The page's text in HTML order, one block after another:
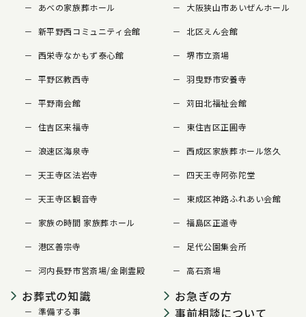
あべの家族葬ホール 大阪狭山市あいぜんホール
新平野西コミュニティ会館 北区えん会館
西栄寺なかもず泰心館 堺市立斎場
平野区教西寺 羽曳野市安養寺
平野南会館 苅田北福祉会館
住吉区来福寺 東住吉区正圓寺
浪速区海泉寺 西成区家族葬ホール悠久
天王寺区法岩寺 四天王寺阿弥陀堂
天王寺区観音寺 東成区神路ふれあい会館
家族の時間 家族葬ホール 福島区正道寺
港区善宗寺 足代公園集会所
河内長野市営斎場/金剛霊殿 高石斎場
お葬式の知識
準備する事
お急ぎの方
事前相談について